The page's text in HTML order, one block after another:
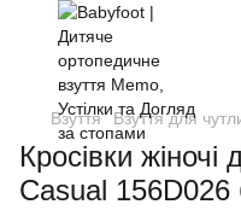
Взуття Взуття для
Кросівки жіночі
Casual 156D026